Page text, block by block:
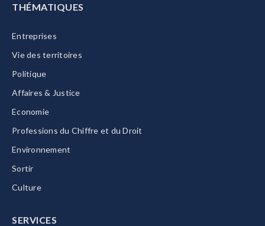
THÉMATIQUES
Entreprises
Vie des territoires
Politique
Affaires & Justice
Economie
Professions du Chiffre et du Droit
Environnement
Sortir
Culture
SERVICES